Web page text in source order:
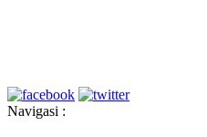
Navigasi :